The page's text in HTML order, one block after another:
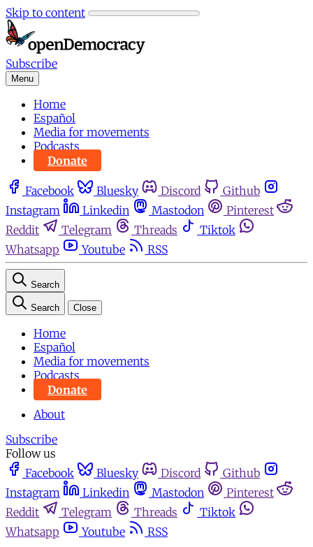
Skip to content
Subscribe
Menu
Home
Español
Media for movements
Podcasts
Donate
Facebook Bluesky Discord
Github
Instagram
Linkedin Mastodon
Pinterest
Reddit
Telegram Threads
Tiktok
Whatsapp
Youtube RSS
Search
Search Close
Home
Español
Media for movements
Podcasts
Donate
About
Subscribe
Follow us
Facebook
Bluesky Discord
Github
Instagram
Linkedin Mastodon
Pinterest
Reddit
Telegram Threads
Tiktok
Whatsapp
Youtube
RSS